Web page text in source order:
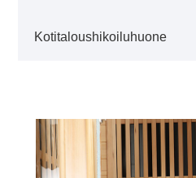
Kotitaloushikoiluhuone